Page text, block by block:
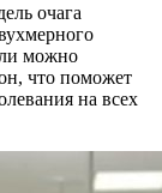
очага
можно
что поможет
на всех